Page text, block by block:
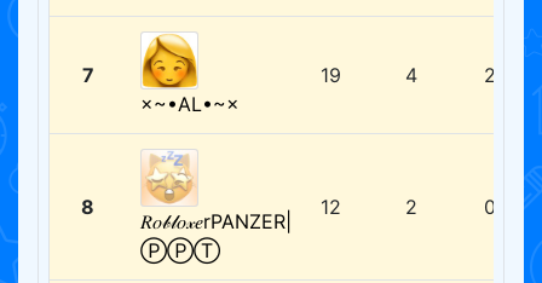
7
×~•AL•~×
19 4 2
8
𝑅𝑜𝒷𝓁𝑜𝓍𝑒rPANZER|
ⓅⓅⓉ
12 2 0